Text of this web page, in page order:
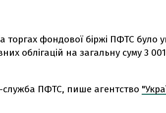
торгах фондової біржі ПФТС було
облігацій на загальну суму 3
служба ПФТС, пише агентство